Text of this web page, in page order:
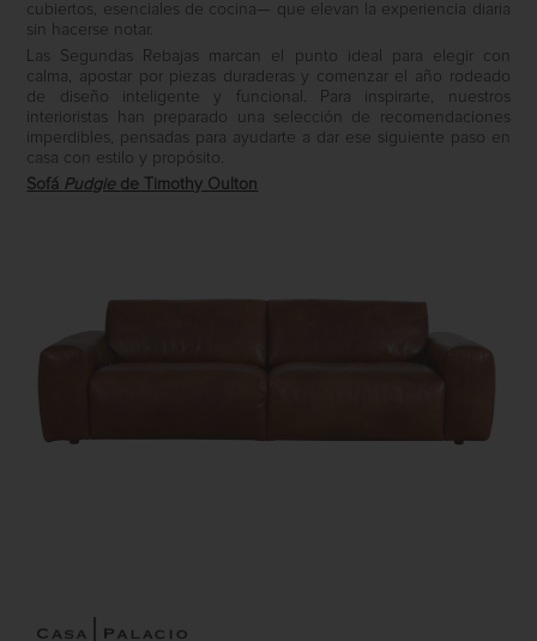
cubiertos, esenciales de cocina— que elevan la experiencia diaria
sin hacerse notar.
Las Segundas Rebajas marcan el punto ideal para elegir con
calma, apostar por piezas duraderas y comenzar el año rodeado
de diseño inteligente y funcional. Para inspirarte, nuestros
interioristas han preparado una selección de recomendaciones
imperdibles, pensadas para ayudarte a dar ese siguiente paso en
casa con estilo y propósito.
Sofá Pudgie de Timothy Oulton